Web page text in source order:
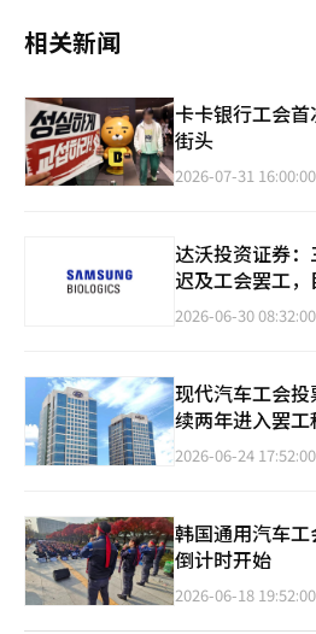
相关新闻
卡卡银行工会
街头
2026-07-31 16:00:00
达沃投资证券
迟及工会罢工
2026-06-30 08:32:00
现代汽车工会
续两年进入罢工
2026-06-24 17:52:00
韩国通用汽车
倒计时开始
2026-06-18 19:52:00